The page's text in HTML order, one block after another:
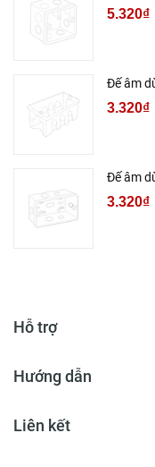
5.320₫
Đế âm
3.320₫
Đế âm
3.320₫
Hỗ trợ
Hướng dẫn
Liên kết